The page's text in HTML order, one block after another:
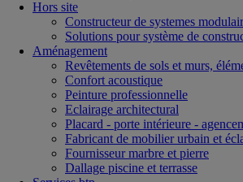
Hors site
Constructeur de systemes
Solutions pour système de
Aménagement
Revêtements de sols et murs,
Confort acoustique
Peinture professionnelle
Eclairage architectural
Placard - porte intérieure -
Fabricant de mobilier urbain et
Fournisseur marbre et pierre
Dallage piscine et terrasse